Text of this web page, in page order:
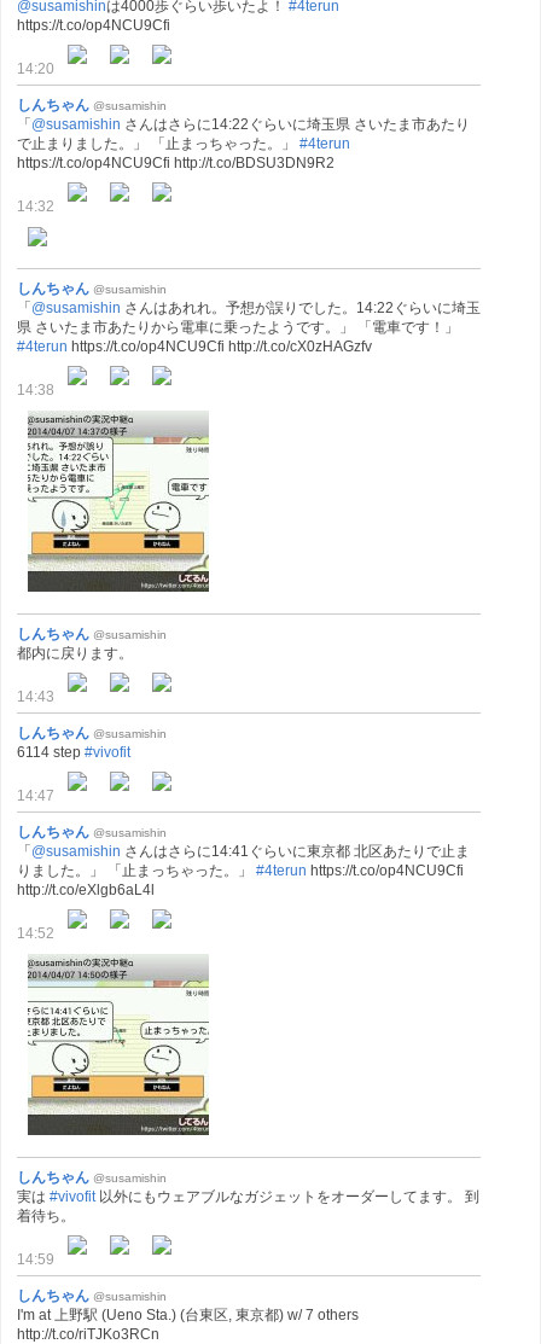
@susamishinは4000歩ぐらい歩いたよ！ #4terun
https://t.co/op4NCU9Cfi
14:20
しんちゃん @susamishin
「@susamishin さんはさらに14:22ぐらいに埼玉県 さいたま市あたり
で止まりました。」 「止まっちゃった。」 #4terun
https://t.co/op4NCU9Cfi http://t.co/BDSU3DN9R2
14:32
しんちゃん @susamishin
「@susamishin さんはあれれ。予想が誤りでした。14:22ぐらいに埼玉
県 さいたま市あたりから電車に乗ったようです。」 「電車です！」
#4terun https://t.co/op4NCU9Cfi http://t.co/cX0zHAGzfv
14:38
しんちゃん @susamishin
都内に戻ります。
14:43
しんちゃん @susamishin
6114 step #vivofit
14:47
しんちゃん @susamishin
「@susamishin さんはさらに14:41ぐらいに東京都 北区あたりで止ま
りました。」 「止まっちゃった。」 #4terun https://t.co/op4NCU9Cfi
http://t.co/eXlgb6aL4l
14:52
しんちゃん @susamishin
実は #vivofit以外にもウェアブルなガジェットをオーダーしてます。 到
着待ち。
14:59
しんちゃん @susamishin
I'm at 上野駅 (Ueno Sta.) (台東区, 東京都) w/ 7 others
http://t.co/riTJKo3RCn